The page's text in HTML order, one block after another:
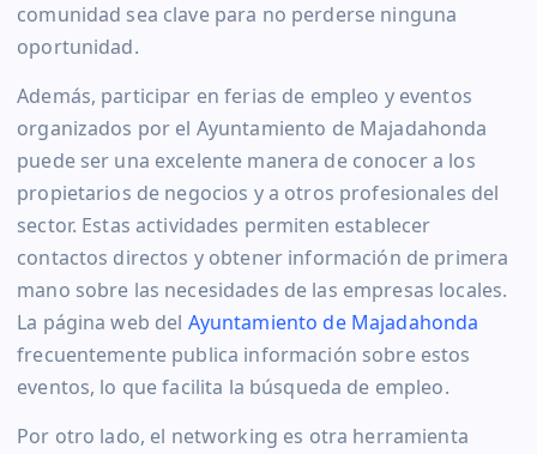
comunidad sea clave para no perderse ninguna
oportunidad.
Además, participar en ferias de empleo y eventos
organizados por el Ayuntamiento de Majadahonda
puede ser una excelente manera de conocer a los
propietarios de negocios y a otros profesionales del
sector. Estas actividades permiten establecer
contactos directos y obtener información de primera
mano sobre las necesidades de las empresas locales.
La página web del Ayuntamiento de Majadahonda
frecuentemente publica información sobre estos
eventos, lo que facilita la búsqueda de empleo.
Por otro lado, el networking es otra herramienta